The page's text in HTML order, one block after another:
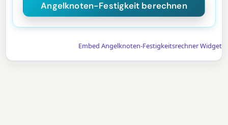
Embed Angelknoten-Festigkeitsrechner Widget